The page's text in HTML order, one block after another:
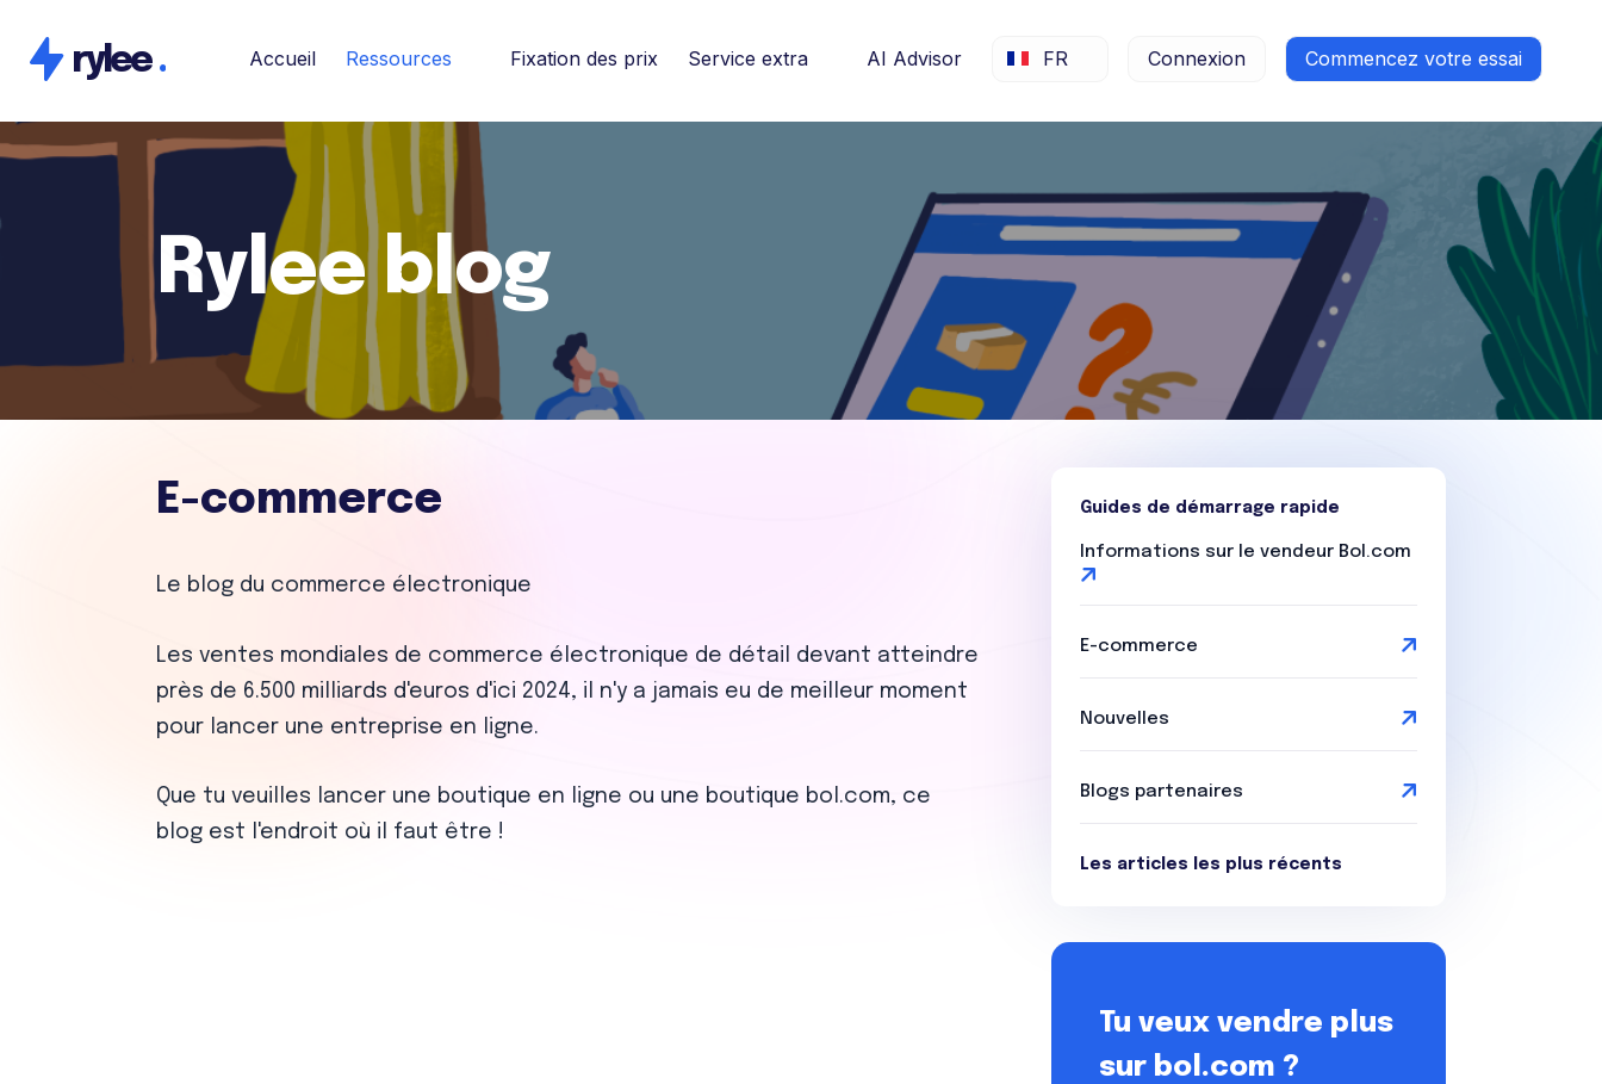
rylee. Accueil Ressources Fixation des prix Service extra AI Advisor FR Connexion Commencez votre essai
Rylee blog
E-commerce
Le blog du commerce électronique
Les ventes mondiales de commerce électronique de détail devant atteindre
près de 6.500 milliards d'euros d'ici 2024, il n'y a jamais eu de meilleur moment
pour lancer une entreprise en ligne.
Que tu veuilles lancer une boutique en ligne ou une boutique bol.com, ce
blog est l'endroit où il faut être !
Guides de démarrage rapide
Informations sur le vendeur Bol.com
E-commerce
Nouvelles
Blogs partenaires
Les articles les plus récents
Tu veux vendre plus
sur bol.com ?